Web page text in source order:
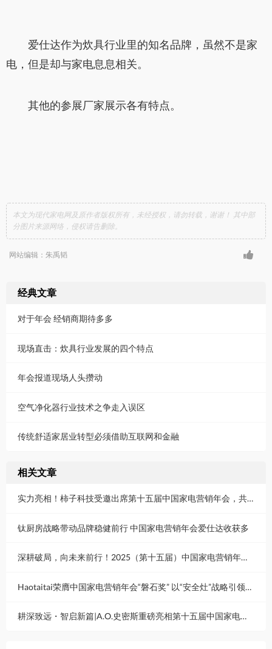
爱仕达作为炊具行业里的知名品牌，虽然不是家
电，但是却与家电息息相关。
其他的参展厂家展示各有特点。
本文为现代家电网及原作者版权所有，未经授权，请勿转载，谢谢！ 其中部
分图片来源网络，侵权请告删除。
网站编辑：朱禹韬
经典文章
对于年会 经销商期待多多
现场直击：炊具行业发展的四个特点
年会报道现场人头攒动
空气净化器行业技术之争走入误区
传统舒适家居业转型必须借助互联网和金融
相关文章
实力亮相！柿子科技受邀出席第十五届中国家电营销年会，共创行业新未来
钛厨房战略带动品牌稳健前行 中国家电营销年会爱仕达收获多
深耕破局，向未来前行！2025（第十五届）中国家电营销年会启幕，顶级峰会共话行业新未来​
Haotaitai荣膺中国家电营销年会“磐石奖” 以“安全灶”战略引领厨房新时代
耕深致远・智启新篇|A.O.史密斯重磅亮相第十五届中国家电营销年会，共探行业发展新机遇